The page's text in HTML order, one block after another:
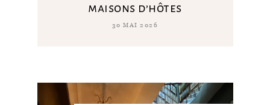
maisons d’hôtes
30 MAI 2026